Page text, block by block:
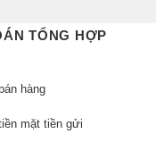
TỔNG HỢP
hàng
mặt tiền gửi